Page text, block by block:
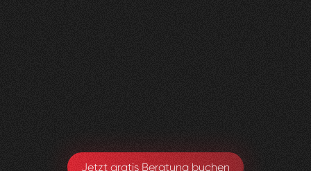
Jetzt gratis Beratung buchen